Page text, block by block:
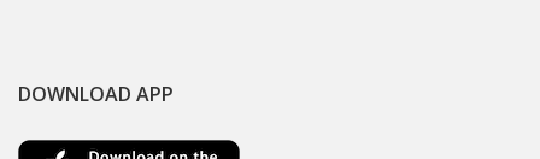
DOWNLOAD APP